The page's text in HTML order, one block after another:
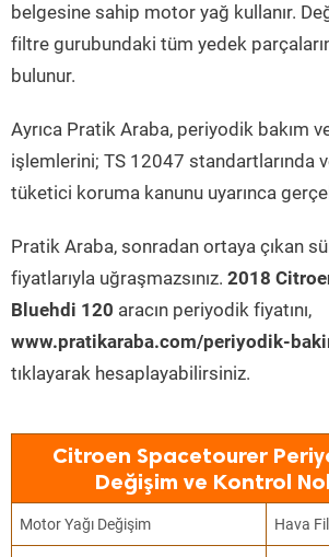
belgesine sahip motor yağ kullanır.
filtre gurubundaki tüm yedek
bulunur.
Ayrıca Pratik Araba, periyodik bakım
işlemlerini; TS 12047 standartlarında
tüketici koruma kanunu uyarınca
Pratik Araba, sonradan ortaya çıkan
fiyatlarıyla uğraşmazsınız. 2018
Bluehdi 120 aracın periyodik fiyatını,
www.pratikaraba.com/periyodik-
tıklayarak hesaplayabilirsiniz.
Citroen Spacetourer
Değişim ve Kontrol
Motor Yağı Değişim Hava